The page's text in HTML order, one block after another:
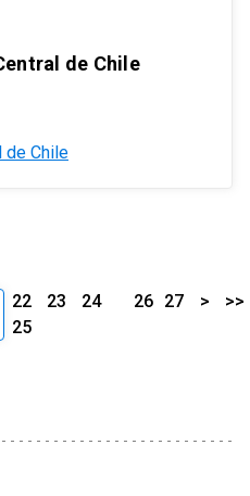
de Chile
de Chile
22 23
24
25
26 27 > >>